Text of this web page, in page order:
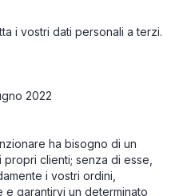
i vostri dati personali a terzi.
2022
ha bisogno di un
clienti; senza di esse,
i vostri ordini,
garantirvi un determinato